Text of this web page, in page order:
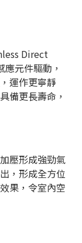
Direct
元件驅動，
運作更寧靜
備更長壽命，
壓形成強勁氣
，形成全方位
果，令室內空